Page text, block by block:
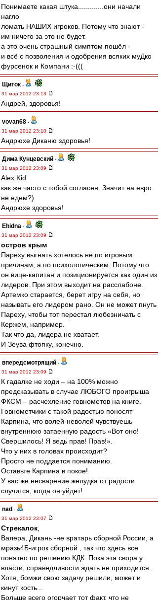
Понимаете какая штука.............они начали
нагло
ломать НАШИХ игроков. Потому что знают -
им ничего за это не будет.
а это очень страшный симптом пошёл -
и всё с позволения и одобрения всяких муДко
фурсенок и Компани :-(((
Щиток -
31 мар 2012 23:13
Андрей, здоровья!
vovan68 -
31 мар 2012 23:10
Андрюхе Диканю здоровья!
Дима Кунцевский -
31 мар 2012 23:09
Alex Kid
как же часто с тобой согласен. Значит на евро
не едем?)
Андрюхе здоровья!
Ehidna -
31 мар 2012 23:09
остров крым
Пареху выгнать хотелось не по игровым
причинам, а по психологическим. Потому что
он вице-капитан и позиционируется как один из
лидеров. При этом выходит на расслабоне.
Артемко старается, берет игру на себя, но
называть его лидером рано. Он не может пнуть
Пареху, чтобы тот перестал любезничать с
Кержем, например.
Так что да, лидера не хватает.
И Зеува фтопку, конечно.
впередсмотрящий -
31 мар 2012 23:09
К гадалке не ходи – на 100% можно
предсказывать в случае ЛЮБОГО проигрыша
ФКСМ – расчехление говнометов на книге.
Говнометчики с такой радостью поносят
Карпина, что волей-неволей чувствуешь
внутреннюю затаенную радость «Вот оно!
Свершилось! Я ведь прав! Прав!».
Что у них в головах происходит?
Просто не поддается пониманию.
Оставьте Карпина в покое!
У вас же несварение желудка от радости
случится, когда он уйдет!
nad -
31 мар 2012 23:07
Стрекалок
Валера, Дикань -не вратарь сборной России, а
мразь4Б-игрок сборной , так что здесь все
понятно по решению КДК. Пока эта свора у
власти, справедливости ждать не приходится.
Хотя, бомжи свою задачу решили, может и
кинут кость...
Больше всего огорчает тот факт, что не